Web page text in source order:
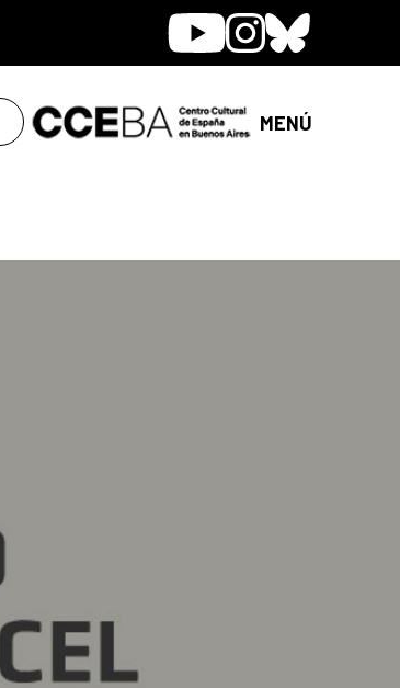
YoutubeInstagram
Bluesky
MENÚ